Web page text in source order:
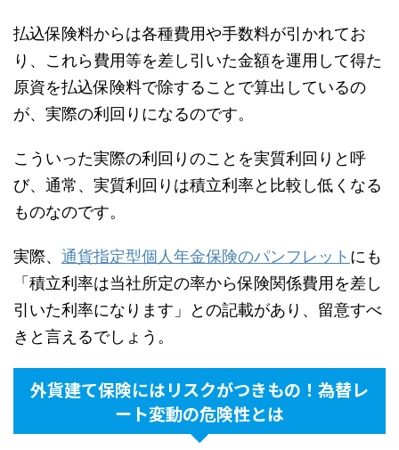
払込保険料からは各種費用や手数料が引かれてお
り、これら費用等を差し引いた金額を運用して得た
原資を払込保険料で除することで算出しているの
が、実際の利回りになるのです。
こういった実際の利回りのことを実質利回りと呼
び、通常、実質利回りは積立利率と比較し低くなる
ものなのです。
実際、 通貨指定型個人年金保険のパンフレット にも
「積立利率は当社所定の率から保険関係費用を差し
引いた利率になります」との記載があり、留意すべ
きと言えるでしょう。
外貨建て保険にはリスクがつきもの！為替レ
ート変動の危険性とは